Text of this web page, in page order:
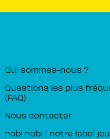
Qui sommes-nous ?
Questions les plus
(FAQ)
Nous contacter
nobi nobi ! notre label